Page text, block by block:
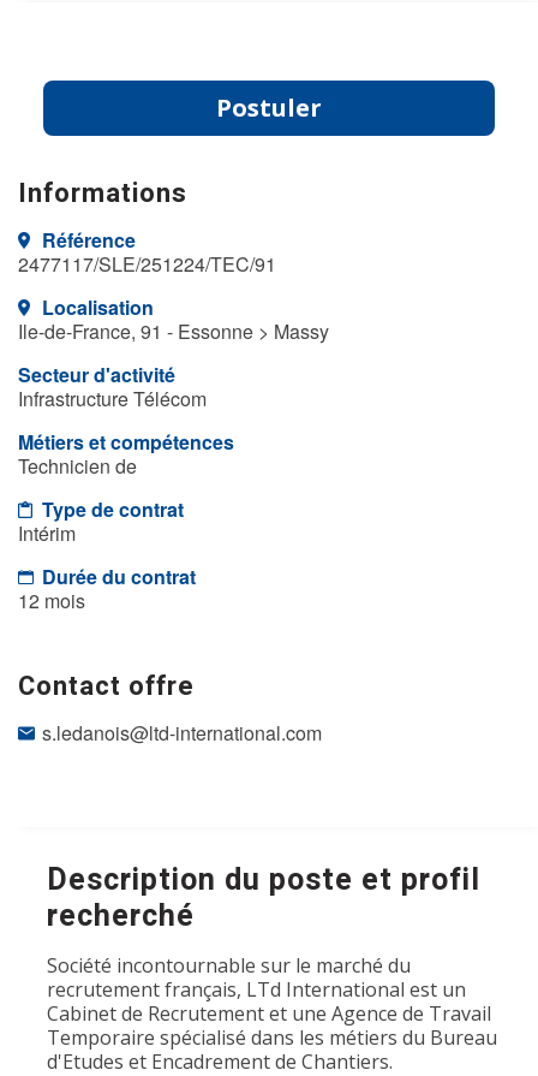
Postuler
Informations
Référence
2477117/SLE/251224/TEC/91
Localisation
Ile-de-France, 91 - Essonne > Massy
Secteur d'activité
Infrastructure Télécom
Métiers et compétences
Technicien de
Type de contrat
Intérim
Durée du contrat
12 mois
Contact offre
s.ledanois@ltd-international.com
Description du poste et profil
recherché
Société incontournable sur le marché du
recrutement français, LTd International est un
Cabinet de Recrutement et une Agence de Travail
Temporaire spécialisé dans les métiers du Bureau
d'Etudes et Encadrement de Chantiers.